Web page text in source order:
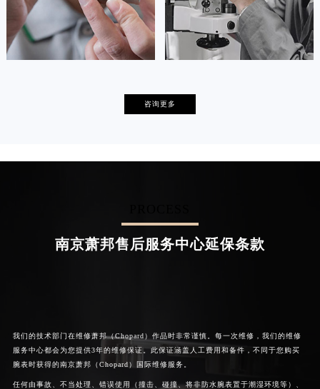
 天津萧邦维修  上海萧邦保养
卡罗琳·卡桑德拉 辛迪·克莱门特
资深萧邦技师
咨询更多
南京萧邦售后服务中心延保条款
我们的技术部门在维修萧邦（Chopard）作品时非常谨慎。每一次维修，我们的维修
服务中心都会为您提供3年的维修保证。此保证涵盖人工费用和备件，不同于您购买
腕表时获得的南京萧邦（Chopard）国际维修服务。
任何由事故、不当处理、错误使用（撞击、碰撞、将非防水腕表置于潮湿环境等）、